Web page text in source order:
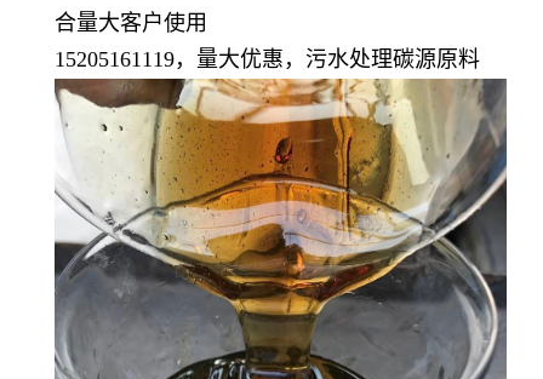
合量大客户使用
15205161119，量大优惠，污水处理碳源原料